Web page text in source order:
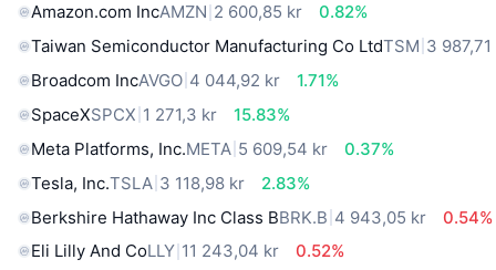
Amazon.com IncAMZN 2 600,85 kr
0.82%
Taiwan Semiconductor Manufacturing Co LtdTSM 3
Broadcom IncAVGO 4 044,92 kr
1.71%
SpaceXSPCX 1 271,3 kr
15.83%
Meta Platforms, Inc.META 5 609,54 kr
0.37%
Tesla, Inc.TSLA 3 118,98 kr
2.83%
Berkshire Hathaway Inc Class BBRK.B 4 943,05 kr
0.54%
Eli Lilly And CoLLY 11 243,04 kr
0.52%